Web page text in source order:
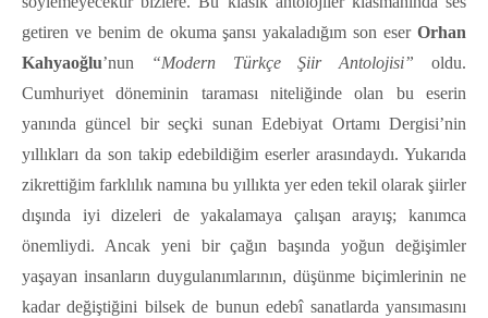
getiren ve benim de okuma şansı yakaladığım son eser Orhan
Kahyaoğlu’nun “Modern Türkçe Şiir Antolojisi” oldu.
Cumhuriyet döneminin taraması niteliğinde olan bu eserin
yanında güncel bir seçki sunan Edebiyat Ortamı Dergisi’nin
yıllıkları da son takip edebildiğim eserler arasındaydı. Yukarıda
zikrettiğim farklılık namına bu yıllıkta yer eden tekil olarak şiirler
dışında iyi dizeleri de yakalamaya çalışan arayış; kanımca
önemliydi. Ancak yeni bir çağın başında yoğun değişimler
yaşayan insanların duygulanımlarının, düşünme biçimlerinin ne
kadar değiştiğini bilsek de bunun edebî sanatlarda yansımasını